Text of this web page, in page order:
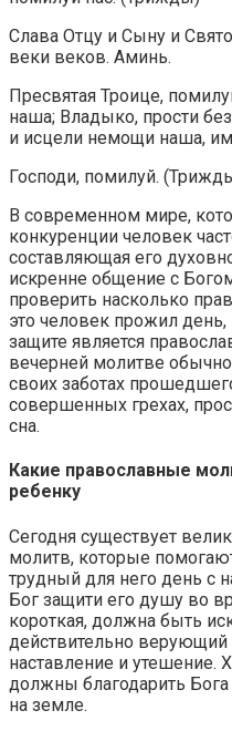
Слава Отцу и Сыну и
веки веков. Аминь.
Пресвятая Троице,
наша; Владыко, прости
и исцели немощи наша,
Господи, помилуй.
В современном мире,
конкуренции человек
составляющая его
искренне общение с
проверить насколько
это человек прожил день,
защите является
вечерней молитве
своих заботах
совершенных грехах,
сна.
Какие православные
ребенку
Сегодня существует
молитв, которые
трудный для него день с
Бог защити его душу во
короткая, должна быть
действительно
наставление и утешение.
должны благодарить
на земле.